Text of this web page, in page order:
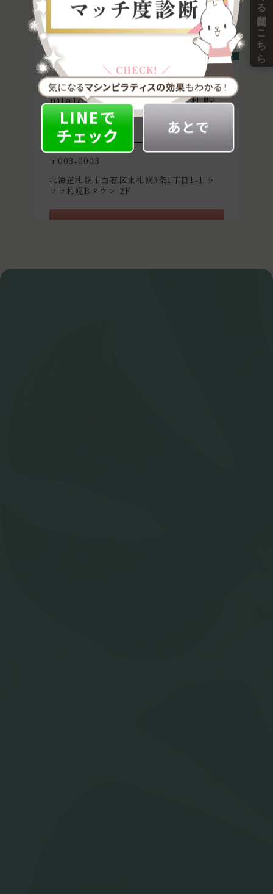
体験レッスンを予約
pilates K smart 体験¥0
pilates K_smart ラソラ札幌
店
〒003-0003
北海道札幌市⽩⽯区東札幌3条1丁⽬1-1 ラ
ソラ札幌Bタウン 2F
体験レッスンを予約